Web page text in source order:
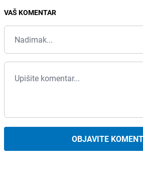
VAŠ KOMENTAR
OBJAVITE